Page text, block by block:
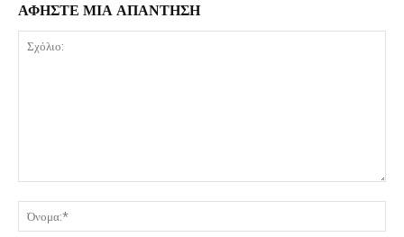
ΑΦΗΣΤΕ ΜΙΑ ΑΠΑΝΤΗΣΗ